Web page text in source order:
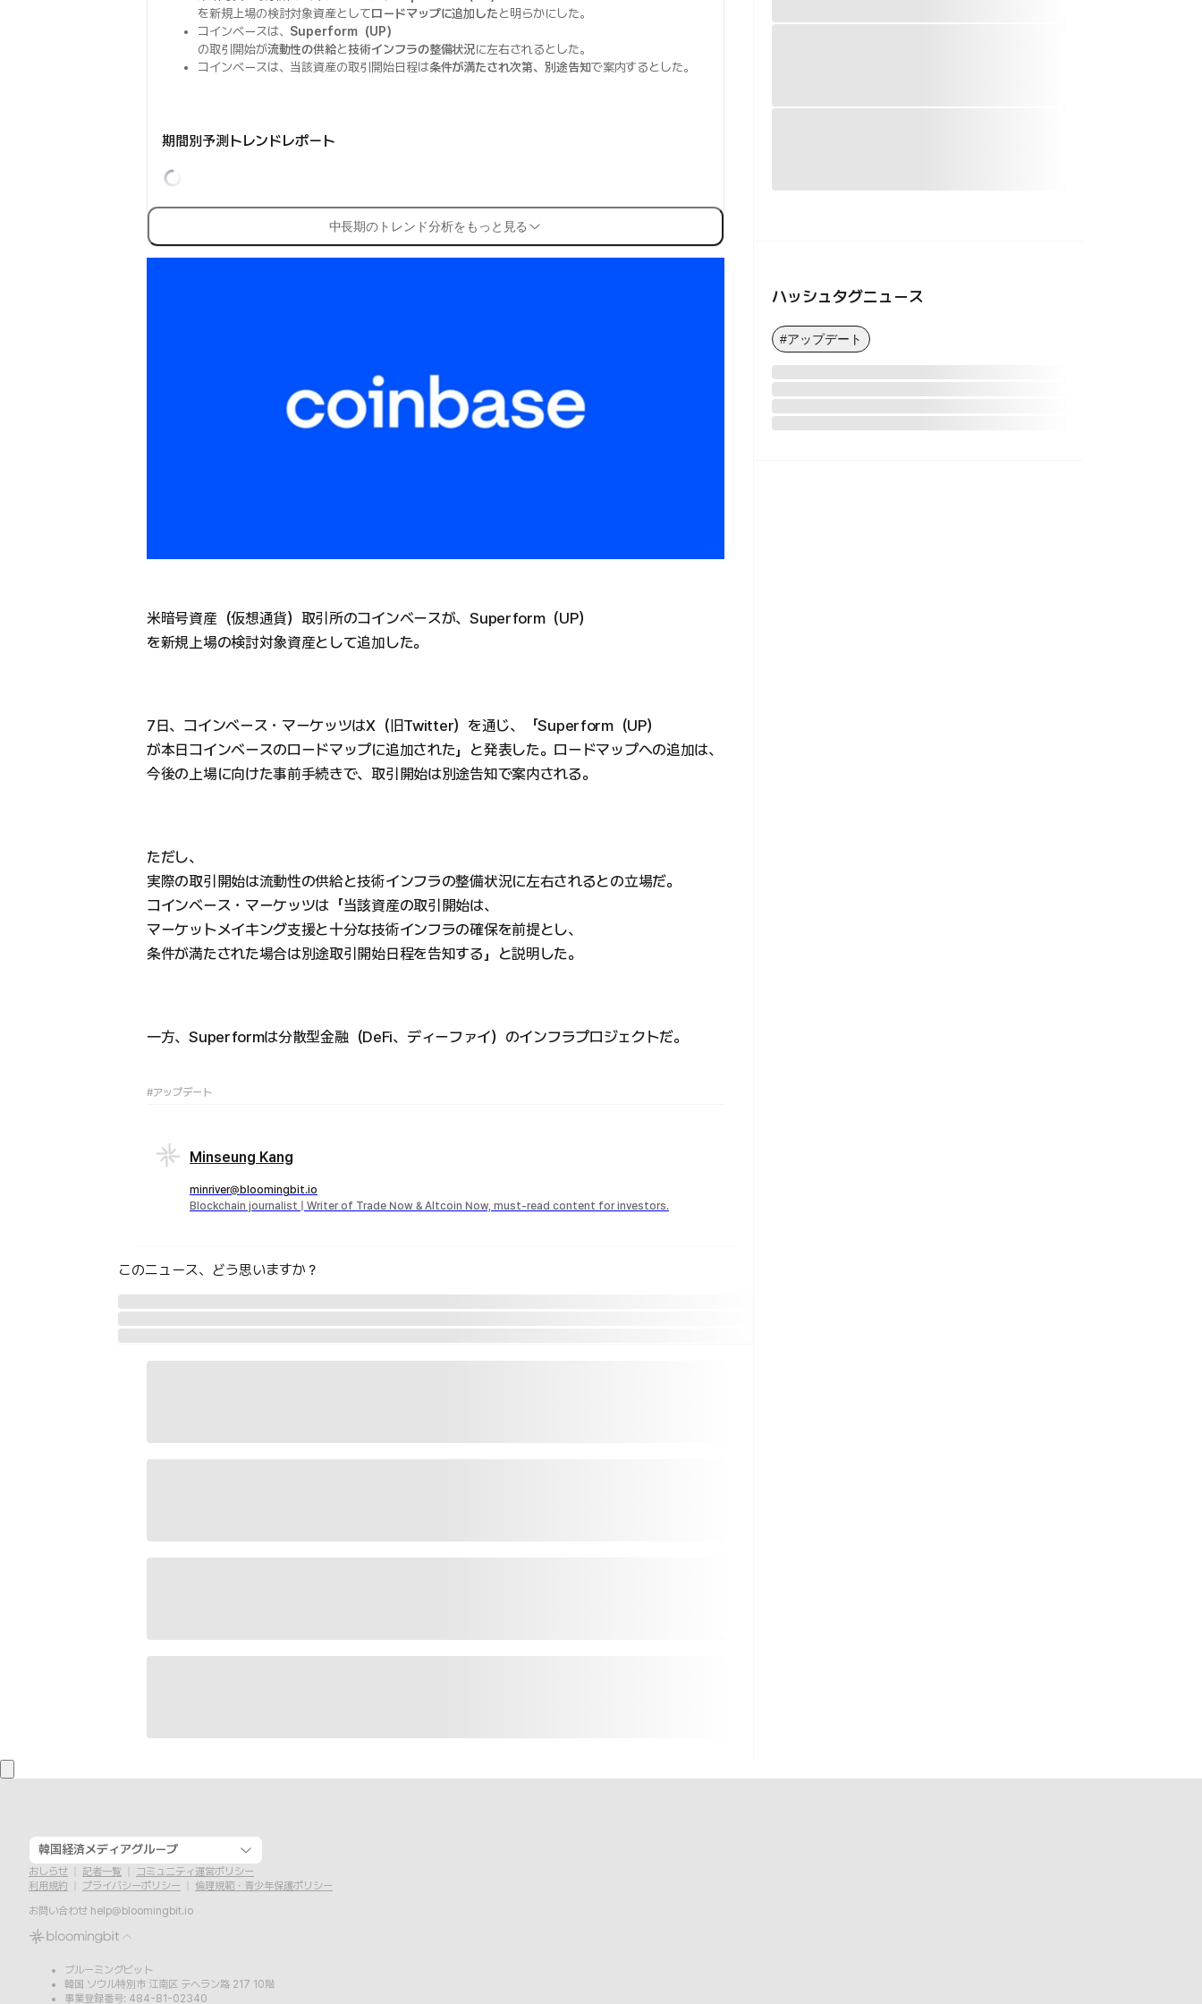
を新規上場の検討対象資産としてロードマップに追加したと明らかにした。
コインベースは、 Superform（UP）
の取引開始が流動性の供給と技術インフラの整備状況に左右されるとした。
コインベースは、当該資産の取引開始日程は条件が満たされ次第、別途告知で案内するとした。
期間別予測トレンドレポート
中長期のトレンド分析をもっと見る
米暗号資産（仮想通貨）取引所のコインベースが、Superform（UP）
を新規上場の検討対象資産として追加した。
7日、コインベース・マーケッツはX（旧Twitter）を通じ、「Superform（UP）
が本日コインベースのロードマップに追加された」と発表した。ロードマップへの追加は、
今後の上場に向けた事前手続きで、取引開始は別途告知で案内される。
ただし、
実際の取引開始は流動性の供給と技術インフラの整備状況に左右されるとの立場だ。
コインベース・マーケッツは「当該資産の取引開始は、
マーケットメイキング支援と十分な技術インフラの確保を前提とし、
条件が満たされた場合は別途取引開始日程を告知する」と説明した。
一方、Superformは分散型金融（DeFi、ディーファイ）のインフラプロジェクトだ。
#アップデート
Minseung Kang
minriver@bloomingbit.io
Blockchain journalist | Writer of Trade Now & Altcoin Now, must-read content for investors.
このニュース、どう思いますか？
ハッシュタグニュース
#アップデート
韓国経済メディアグループ
おしらせ 記者一覧
コミュニティ運営ポリシー
利用規約
プライバシーポリシー
倫理規範・青少年保護ポリシー
お問い合わせ help@bloomingbit.io
ブルーミングビット
韓国 ソウル特別市 江南区 テヘラン路 217 10階
事業登録番号: 484-81-02340